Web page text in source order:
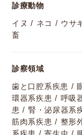
診療動物
イヌ / ネコ / ウサ
畜
診察領域
歯と口腔系疾患 /
環器系疾患 / 呼吸
患 / 腎・泌尿器系
筋肉系疾患 / 整形